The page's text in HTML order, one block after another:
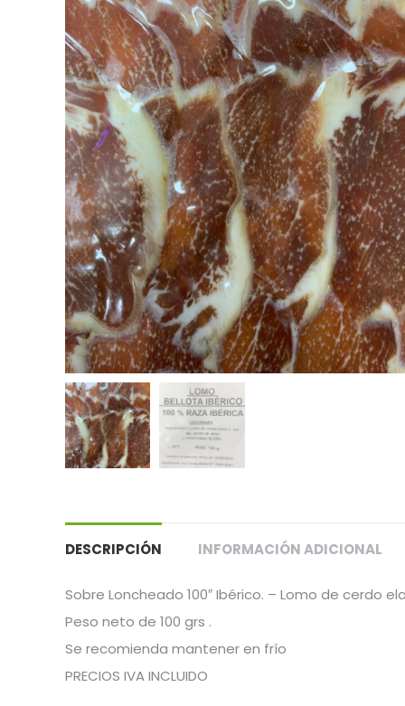
DESCRIPCIÓN INFORMACIÓN ADICIONAL
Sobre Loncheado 100″ Ibérico. – Lomo de cerdo
Peso neto de 100 grs .
Se recomienda mantener en frío
PRECIOS IVA INCLUIDO